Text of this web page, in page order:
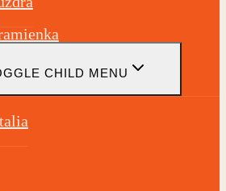
CHILD MENU